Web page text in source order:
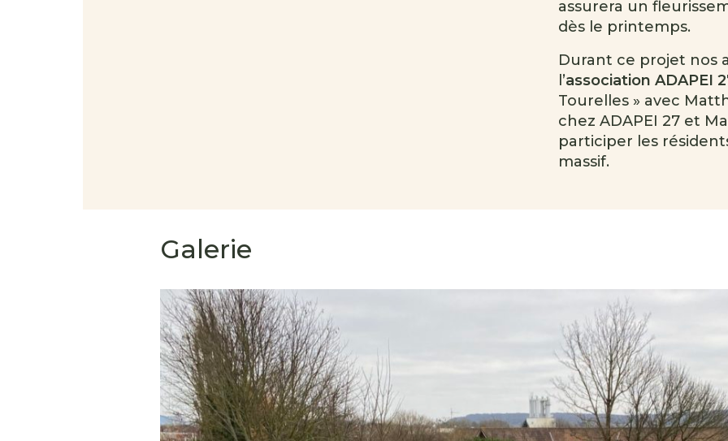
assurera un
dès le printemps.
Durant ce projet nos
l’association ADAPEI
Tourelles » avec
chez ADAPEI 27 et
participer les
massif.
Galerie